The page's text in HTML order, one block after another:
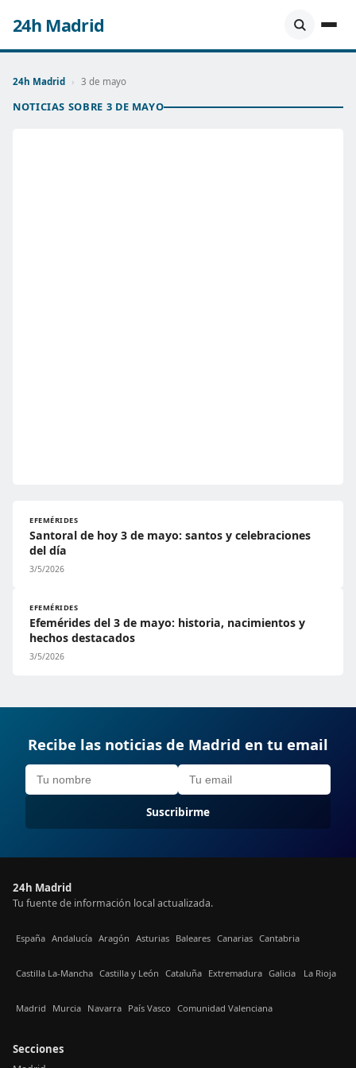
24h Madrid
24h Madrid › 3 de mayo
NOTICIAS SOBRE 3 DE MAYO
EFEMÉRIDES
Santoral de hoy 3 de mayo: santos y celebraciones
del día
3/5/2026
EFEMÉRIDES
Efemérides del 3 de mayo: historia, nacimientos y
hechos destacados
3/5/2026
Recibe las noticias de Madrid en tu email
Suscribirme
24h Madrid
Tu fuente de información local actualizada.
España Andalucía Aragón Asturias Baleares Canarias Cantabria
Castilla La-Mancha Castilla y León Cataluña Extremadura Galicia La Rioja
Madrid Murcia Navarra País Vasco Comunidad Valenciana
Secciones